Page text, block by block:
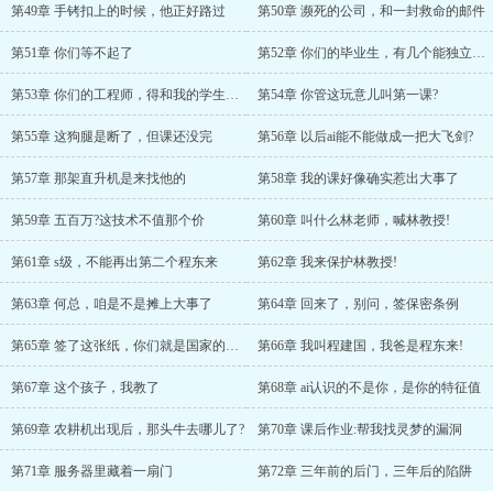
第49章 手铐扣上的时候，他正好路过 第50章 濒死的公司，和一封救命的邮件
第51章 你们等不起了 第52章 你们的毕业生，有几个能独立写完一个项目?
第53章 你们的工程师，得和我的学生一起交作业 第54章 你管这玩意儿叫第一课?
第55章 这狗腿是断了，但课还没完 第56章 以后ai能不能做成一把大飞剑?
第57章 那架直升机是来找他的 第58章 我的课好像确实惹出大事了
第59章 五百万?这技术不值那个价 第60章 叫什么林老师，喊林教授!
第61章 s级，不能再出第二个程东来 第62章 我来保护林教授!
第63章 何总，咱是不是摊上大事了 第64章 回来了，别问，签保密条例
第65章 签了这张纸，你们就是国家的人了 第66章 我叫程建国，我爸是程东来!
第67章 这个孩子，我教了 第68章 ai认识的不是你，是你的特征值
第69章 农耕机出现后，那头牛去哪儿了? 第70章 课后作业:帮我找灵梦的漏洞
第71章 服务器里藏着一扇门 第72章 三年前的后门，三年后的陷阱